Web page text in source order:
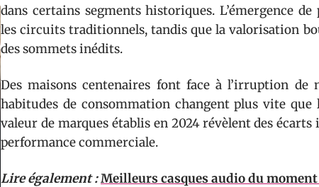
dans certains segments historiques. L’émergence de
les circuits traditionnels, tandis que la valorisation
des sommets inédits.
Des maisons centenaires font face à l’irruption de
habitudes de consommation changent plus vite que
valeur de marques établis en 2024 révèlent des
performance commerciale.
Lire également :Meilleurs casques audio du